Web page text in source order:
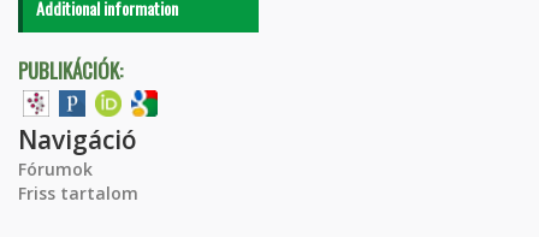
Additional information
PUBLIKÁCIÓK:
Navigáció
Fórumok
Friss tartalom